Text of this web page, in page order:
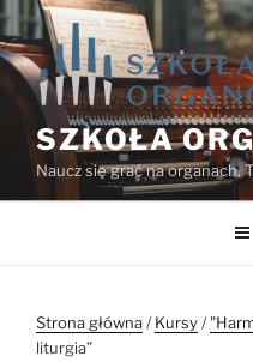
Przejdź
do
treści
SZKOŁA
Naucz się grać na organach.
Strona główna/Kursy/
liturgia”